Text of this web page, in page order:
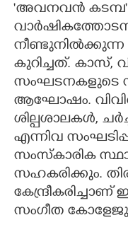
'അവനവൻ
നീണ്ടുനിൽക്കുന്ന
കുറിച്ചത്. കാസ്,
ആഘോഷം.
ശില്പശാലകൾ,
എന്നിവ
സംസ്കാരിക
സഹകരിക്കും.
സംഗീത